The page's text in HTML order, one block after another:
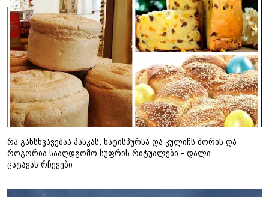
რა განსხვავებაა პასკას, ხატისპურსა და კულიჩს შორის და
როგორია სააღდგომო სუფრის რიტუალები - დალი
ცატავას რჩევები